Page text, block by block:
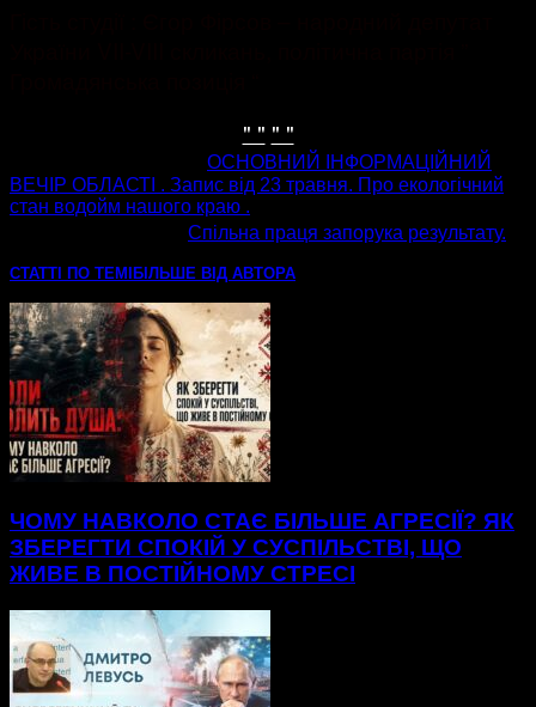
" " " "
ОСНОВНИЙ ІНФОРМАЦІЙНИЙ
ВЕЧІР ОБЛАСТІ . Запис від 23 травня. Про екологічний
стан водойм нашого краю .
Спільна праця запорука результату.
СТАТТІ ПО ТЕМІ БІЛЬШЕ ВІД АВТОРА
ЧОМУ НАВКОЛО СТАЄ БІЛЬШЕ АГРЕСІЇ? ЯК
ЗБЕРЕГТИ СПОКІЙ У СУСПІЛЬСТВІ, ЩО
ЖИВЕ В ПОСТІЙНОМУ СТРЕСІ